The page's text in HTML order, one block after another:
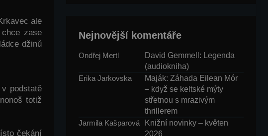
ale
zase
džinů
podstatě
totiž
čekání
Nejnovější komentáře
Ondřej Mertl
David Gemmell: Legenda
(audiokniha)
Erika Jarkovska
Maják: Záhada Eilean Mór
– když se keltské mýty
střetnou s mrazivým
thrillerem
Jarmila Kašparová
Knižní novinky – květen
2026